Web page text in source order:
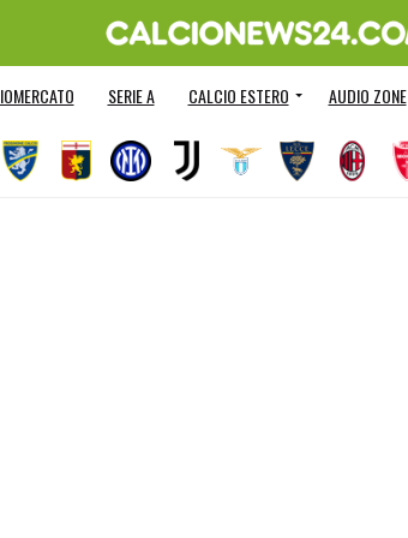
SERIE A CALCIO ESTERO AUDIO ZONE